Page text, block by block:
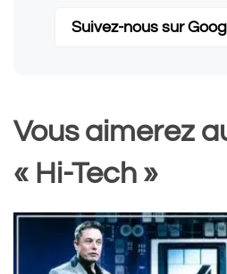
Suivez-nous sur
Vous aimerez
« Hi-Tech »